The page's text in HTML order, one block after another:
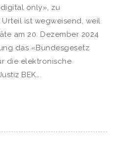
only», zu
Urteil ist wegweisend, weil
am 20. Dezember 2024
das «Bundesgesetz
die elektronische
BEK...